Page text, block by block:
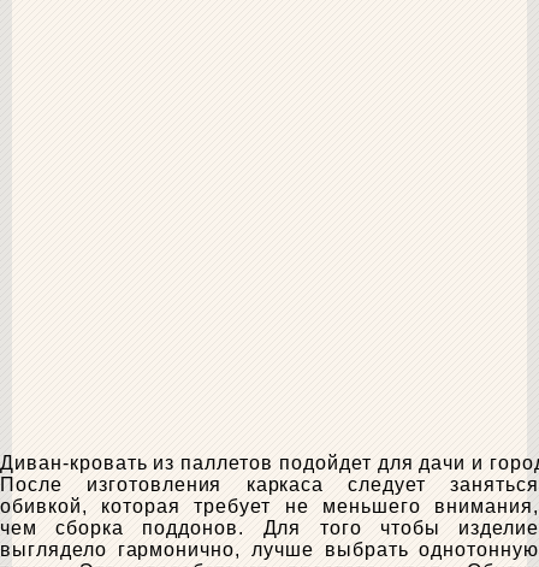
Диван-кровать из паллетов подойдет для дачи и
После изготовления каркаса следует заняться
обивкой, которая требует не меньшего внимания,
чем сборка поддонов. Для того чтобы изделие
выглядело гармонично, лучше выбрать однотонную